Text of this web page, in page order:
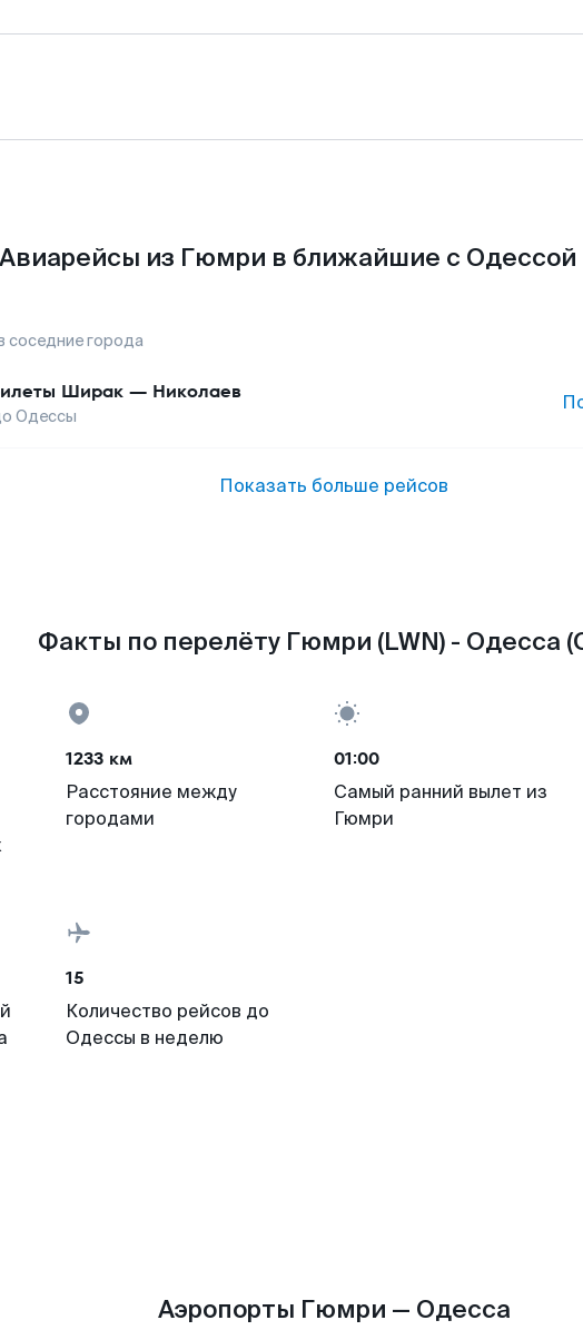
Авиарейсы из Гюмри в ближайшие с Одессой
соседние города
Ширак — Николаев
Одессы
Показать больше рейсов
Факты по перелёту Гюмри (LWN) - Одесса
1233 км
Расстояние между
городами
01:00
Самый ранний вылет из
Гюмри
15
Количество рейсов до
Одессы в неделю
Аэропорты Гюмри — Одесса